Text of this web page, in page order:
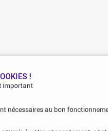
!
important
nécessaires au bon